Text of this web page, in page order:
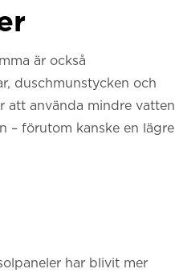
är också
duschmunstycken och
att använda mindre vatten
– förutom kanske en lägre
har blivit mer